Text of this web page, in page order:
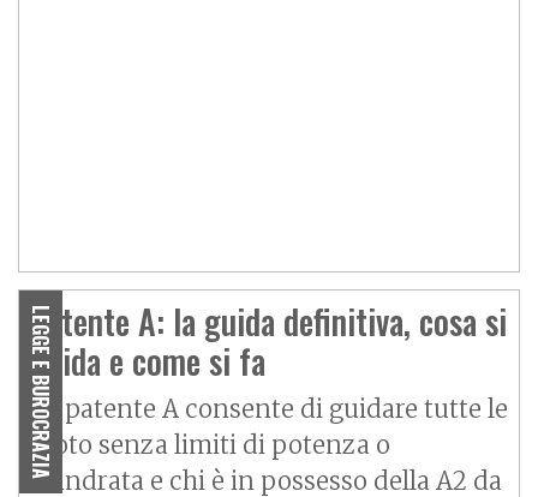
LEGGE E BUROCRAZIA
Patente A: la guida definitiva, cosa si
guida e come si fa
La patente A consente di guidare tutte le
moto senza limiti di potenza o
cilindrata e chi è in possesso della A2 da